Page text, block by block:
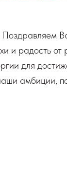
и радость
для
амбиции,